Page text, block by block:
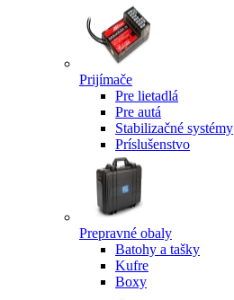
Prijímače
Pre lietadlá
Pre autá
Stabilizačné systémy
Príslušenstvo
Prepravné obaly
Batohy a tašky
Kufre
Boxy